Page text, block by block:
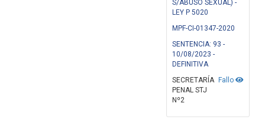
S/ABUSO SEXUAL) -
LEY P 5020
MPF-CI-01347-2020
SENTENCIA: 93 -
10/08/2023 -
DEFINITIVA
Fallo
SECRETARÍA
PENAL STJ
Nº2